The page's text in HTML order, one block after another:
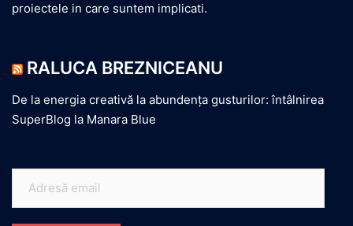
proiectele in care suntem implicati.
RALUCA BREZNICEANU
De la energia creativă la abundența gusturilor: întâlnirea
SuperBlog la Manara Blue
email